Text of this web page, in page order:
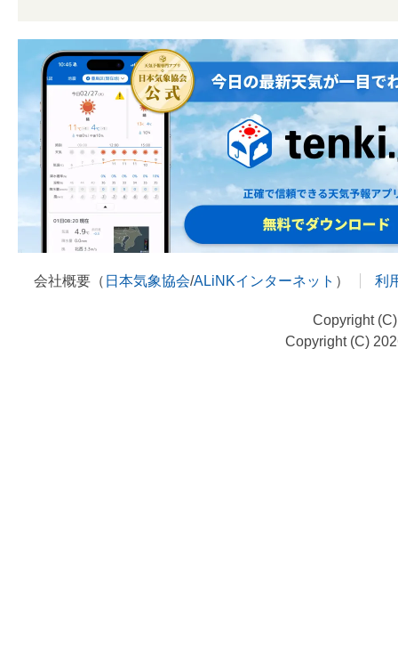
会社概要（ 日本気象協会/ALiNKインターネット ） 利
Copyright
Copyright (C)